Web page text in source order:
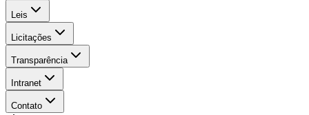
Leis
Licitações
Transparência
Intranet
Contato